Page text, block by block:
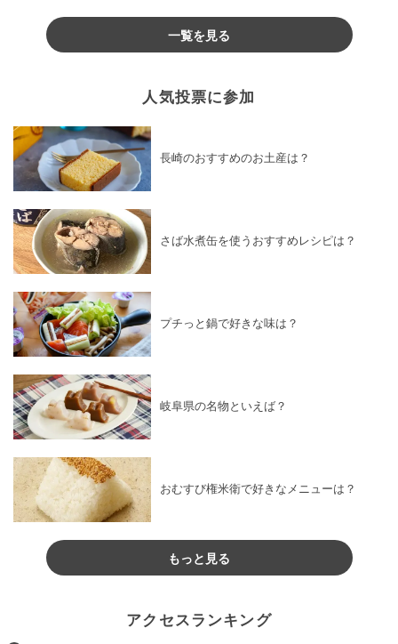
一覧を見る
人気投票に参加
長崎のおすすめのお土産は？
さば水煮缶を使うおすすめレシピは？
プチっと鍋で好きな味は？
岐阜県の名物といえば？
おむすび権米衛で好きなメニューは？
もっと見る
アクセスランキング